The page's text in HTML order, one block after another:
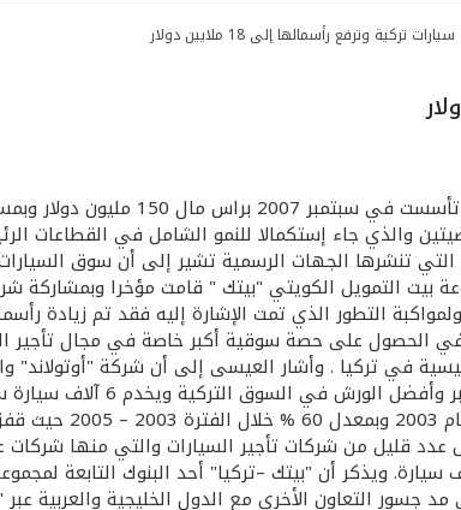
وترفع رأسمالها إلى 18 ملايين دولار
أكد العضو المنتدب لشركة "تركابيتال" (شركة
والذي جاء إستكمالا للنمو الشامل في القطاعات
التي تنشرها الجهات الرسمية تشير إلى أن سوق
من تنفيذ خططها في الحصول على حصة سوقية أكبر خاصة في
في تركيا . وأشار العيسى إلى أن شركة
تأجير وبيع السيارت في تركيا تملك
يبلغ عدد السيارات المؤجرة في السوق 85,000 سيارة من قبل عدد قليل من شركات
بمعدل 30 % سنويا (حسب الدراسات) خلال الفترة 2008 – 2011 ليصل الى 200 الف سيارة. ويذكر أن
جسور التعاون الأخرى مع الدول الخليجية والعربية